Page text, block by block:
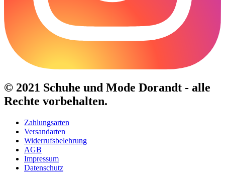
© 2021 Schuhe und Mode Dorandt - alle
Rechte vorbehalten.
Zahlungsarten
Versandarten
Widerrufsbelehrung
AGB
Impressum
Datenschutz